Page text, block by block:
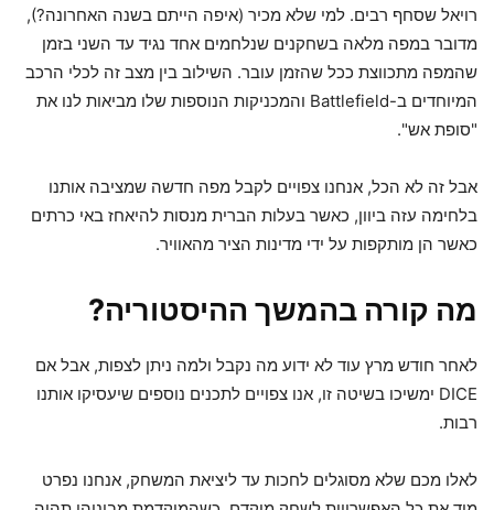
רויאל שסחף רבים. למי שלא מכיר (איפה הייתם בשנה האחרונה?),
מדובר במפה מלאה בשחקנים שנלחמים אחד נגיד עד השני בזמן
שהמפה מתכווצת ככל שהזמן עובר. השילוב בין מצב זה לכלי הרכב
המיוחדים ב-Battlefield והמכניקות הנוספות שלו מביאות לנו את
"סופת אש".
אבל זה לא הכל, אנחנו צפויים לקבל מפה חדשה שמציבה אותנו
בלחימה עזה ביוון, כאשר בעלות הברית מנסות להיאחז באי כרתים
כאשר הן מותקפות על ידי מדינות הציר מהאוויר.
מה קורה בהמשך ההיסטוריה?
לאחר חודש מרץ עוד לא ידוע מה נקבל ולמה ניתן לצפות, אבל אם
DICE ימשיכו בשיטה זו, אנו צפויים לתכנים נוספים שיעסיקו אותנו
רבות.
לאלו מכם שלא מסוגלים לחכות עד ליציאת המשחק, אנחנו נפרט